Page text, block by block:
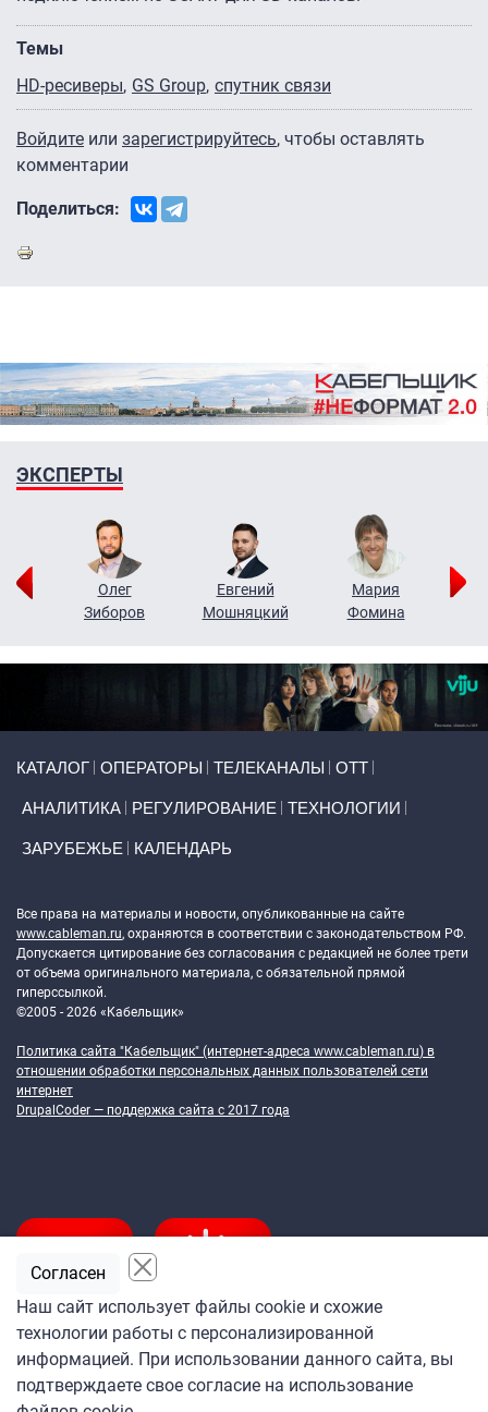
Темы
HD-ресиверы GS Group спутник связи
Войдите или зарегистрируйтесь, чтобы оставлять
комментарии
Поделиться:
ЭКСПЕРТЫ
Олег
Зиборов
Евгений
Мошняцкий
Мария
Фомина
КАТАЛОГ ОПЕРАТОРЫ ТЕЛЕКАНАЛЫ ОТТ
АНАЛИТИКА РЕГУЛИРОВАНИЕ ТЕХНОЛОГИИ
ЗАРУБЕЖЬЕ КАЛЕНДАРЬ
Все права на материалы и новости, опубликованные на сайте
www.cableman.ru, охраняются в соответствии с законодательством РФ.
Допускается цитирование без согласования с редакцией не более трети
от объема оригинального материала, с обязательной прямой
гиперссылкой.
©2005 - 2026 «Кабельщик»
Политика сайта "Кабельщик" (интернет-адреса www.cableman.ru) в
отношении обработки персональных данных пользователей сети
интернет
DrupalCoder — поддержка сайта c 2017 года
Подпишитесь
на ежедневную рассылку
«Кабельщика»
Наш сайт использует файлы cookie и схожие
технологии работы с персонализированной
информацией. При использовании данного сайта, вы
подтверждаете свое согласие на использование
Согласен